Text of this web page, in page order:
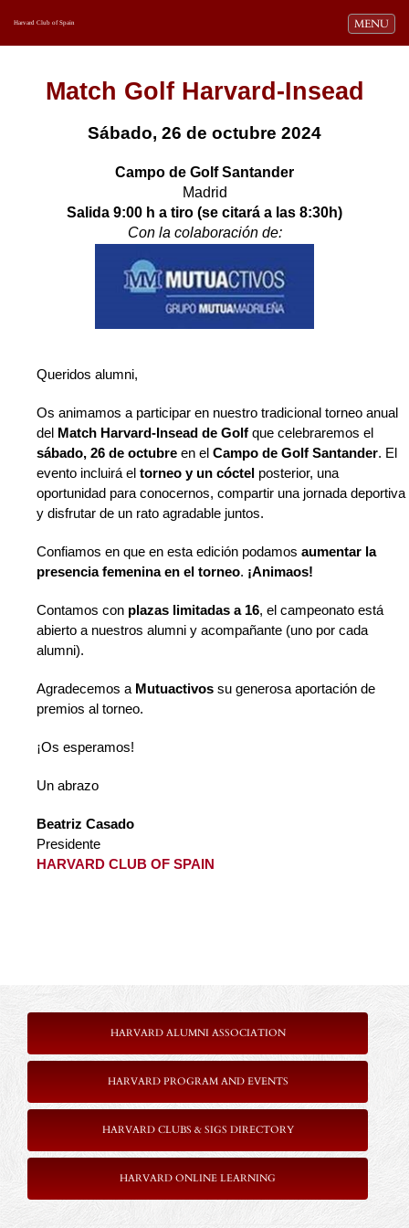
Toggle
MENU
Harvard Club of Spain
Match Golf Harvard-Insead
Sábado, 26 de octubre 2024
Campo de Golf Santander
Madrid
Salida 9:00 h a tiro (se citará a las 8:30h)
Con la colaboración de:
Queridos alumni,
Os animamos a participar en nuestro tradicional torneo anual
del Match Harvard-Insead de Golf que celebraremos el
sábado, 26 de octubre en el Campo de Golf Santander. El
evento incluirá el torneo y un cóctel posterior, una
oportunidad para conocernos, compartir una jornada deportiva
y disfrutar de un rato agradable juntos.
Confiamos en que en esta edición podamos aumentar la
presencia femenina en el torneo. ¡Animaos!
Contamos con plazas limitadas a 16, el campeonato está
abierto a nuestros alumni y acompañante (uno por cada
alumni).
Agradecemos a Mutuactivos su generosa aportación de
premios al torneo.
¡Os esperamos!
Un abrazo
Beatriz Casado
Presidente
HARVARD CLUB OF SPAIN
HARVARD ALUMNI ASSOCIATION
HARVARD PROGRAM AND EVENTS
HARVARD CLUBS & SIGS DIRECTORY
HARVARD ONLINE LEARNING